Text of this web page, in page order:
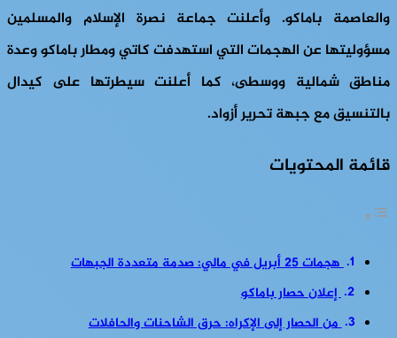
والعاصمة باماكو. وأعلنت جماعة نصرة الإسلام والمسلمين
مسؤوليتها عن الهجمات التي استهدفت كاتي ومطار باماكو وعدة
مناطق شمالية ووسطى، كما أعلنت سيطرتها على كيدال
بالتنسيق مع جبهة تحرير أزواد.
قائمة المحتويات
هجمات 25 أبريل في مالي: صدمة متعددة الجبهات
إعلان حصار باماكو
من الحصار إلى الإكراه: حرق الشاحنات والحافلات